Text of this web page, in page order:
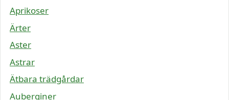
Aprikoser
Ärter
Aster
Astrar
Ätbara trädgårdar
Auberginer